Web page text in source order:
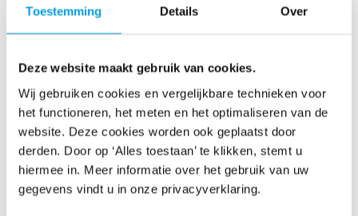
Toestemming Details Over
Deze website maakt gebruik van cookies.
Wij gebruiken cookies en vergelijkbare technieken voor
het functioneren, het meten en het optimaliseren van de
website. Deze cookies worden ook geplaatst door
derden. Door op ‘Alles toestaan’ te klikken, stemt u
hiermee in. Meer informatie over het gebruik van uw
gegevens vindt u in onze privacyverklaring.
Infrastructuur- en databaselicenties:
houden van onderliggende
databasemanagementsystemen (SQL of
Oracle) en besturingssystemen die
noodzakelijk zijn voor de werking van de
applicatie.